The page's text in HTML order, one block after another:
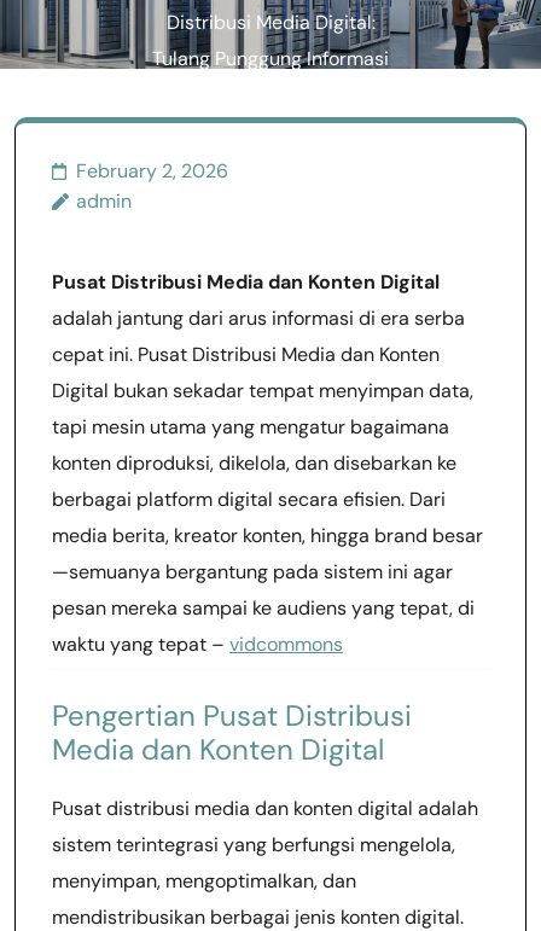
Distribusi Media Digital:
Tulang Punggung Informasi
February 2, 2026
admin
Pusat Distribusi Media dan Konten Digital
adalah jantung dari arus informasi di era serba
cepat ini. Pusat Distribusi Media dan Konten
Digital bukan sekadar tempat menyimpan data,
tapi mesin utama yang mengatur bagaimana
konten diproduksi, dikelola, dan disebarkan ke
berbagai platform digital secara efisien. Dari
media berita, kreator konten, hingga brand besar
—semuanya bergantung pada sistem ini agar
pesan mereka sampai ke audiens yang tepat, di
waktu yang tepat – vidcommons
Pengertian Pusat Distribusi
Media dan Konten Digital
Pusat distribusi media dan konten digital adalah
sistem terintegrasi yang berfungsi mengelola,
menyimpan, mengoptimalkan, dan
mendistribusikan berbagai jenis konten digital.